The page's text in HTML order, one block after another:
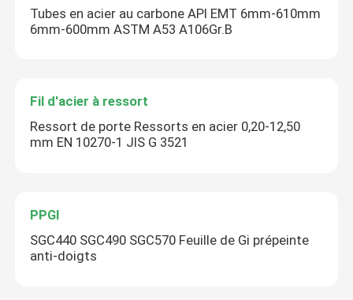
Tubes en acier au carbone API EMT 6mm-610mm
6mm-600mm ASTM A53 A106Gr.B
Fil d'acier à ressort
Ressort de porte Ressorts en acier 0,20-12,50
mm EN 10270-1 JIS G 3521
PPGI
SGC440 SGC490 SGC570 Feuille de Gi prépeinte
anti-doigts